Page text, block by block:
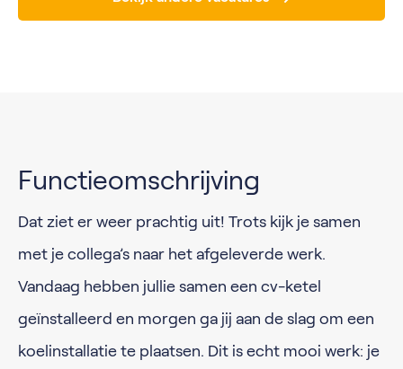
Functieomschrijving
Dat ziet er weer prachtig uit! Trots kijk je samen
met je collega’s naar het afgeleverde werk.
Vandaag hebben jullie samen een cv-ketel
geïnstalleerd en morgen ga jij aan de slag om een
koelinstallatie te plaatsen. Dit is echt mooi werk: je